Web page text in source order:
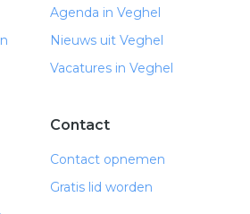
Agenda in Veghel
Nieuws uit Veghel
Vacatures in Veghel
Contact
Contact opnemen
Gratis lid worden